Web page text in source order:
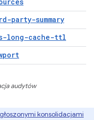
party-summary
long-cache-ttl
audytów
konsolidacjami